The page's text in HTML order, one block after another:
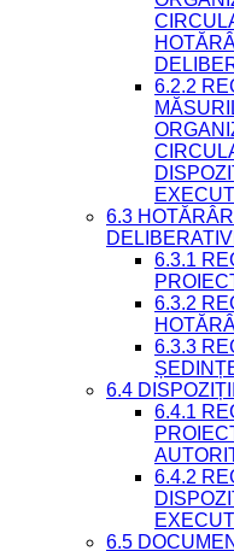
6.2.2
6.3
6.3.1
6.3.2
6.3.3
6.4
6.4.1
6.4.2
6.5